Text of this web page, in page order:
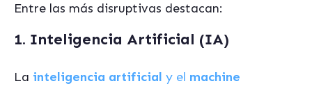
Entre las más disruptivas destacan:
1. Inteligencia Artificial (IA)
La inteligencia artificial y el machine